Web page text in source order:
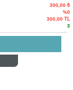
300,00 ₺
%0
300,00 TL
3